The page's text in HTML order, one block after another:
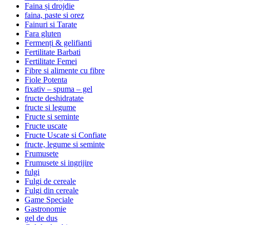
Faina și drojdie
faina, paste si orez
Fainuri si Tarate
Fara gluten
Fermenți & gelifianti
Fertilitate Barbati
Fertilitate Femei
Fibre si alimente cu fibre
Fiole Potenta
fixativ – spuma – gel
fructe deshidratate
fructe si legume
Fructe si seminte
Fructe uscate
Fructe Uscate si Confiate
fructe, legume si seminte
Frumusete
Frumusete si ingrijire
fulgi
Fulgi de cereale
Fulgi din cereale
Game Speciale
Gastronomie
gel de dus